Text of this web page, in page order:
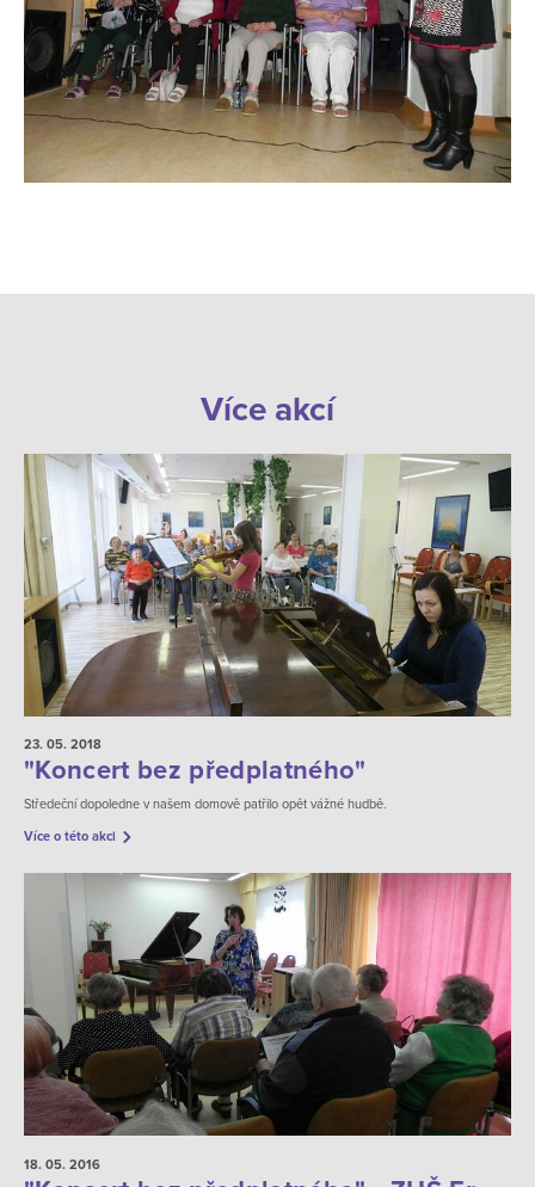
Více akcí
23. 05. 2018
"Koncert bez předplatného"
Středeční dopoledne v našem domově patřilo opět vážné hudbě.
Více o této akci
18. 05. 2016